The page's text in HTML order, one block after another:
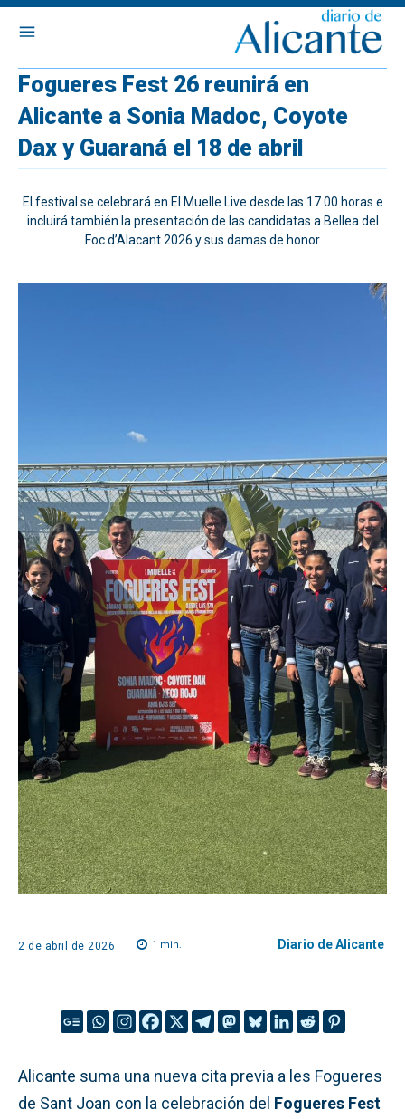
Fogueres Fest 26 reunirá en
Alicante a Sonia Madoc, Coyote
Dax y Guaraná el 18 de abril
El festival se celebrará en El Muelle Live desde las 17.00 horas e
incluirá también la presentación de las candidatas a Bellea del
Foc d’Alacant 2026 y sus damas de honor
2 de abril de 2026 1 min. Diario de Alicante
Alicante suma una nueva cita previa a les Fogueres
de Sant Joan con la celebración del Fogueres Fest